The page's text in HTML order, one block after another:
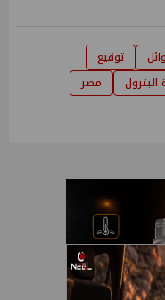
وائل
توقيع
البترول
مصر